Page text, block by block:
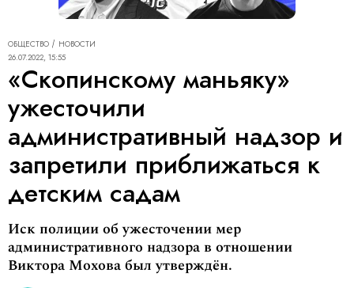
ОБЩЕСТВО
НОВОСТИ
26.07.2022, 15:55
«Скопинскому маньяку»
ужесточили
административный надзор и
запретили приближаться к
детским садам
Иск полиции об ужесточении мер
административного надзора в отношении
Виктора Мохова был утверждён.